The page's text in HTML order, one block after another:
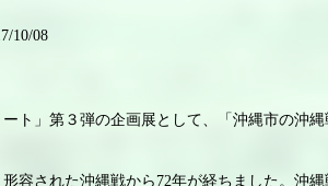
10/08
ト」第３弾の企画展として、「沖縄市の沖縄
容された沖縄戦から72年が経ちました。沖縄